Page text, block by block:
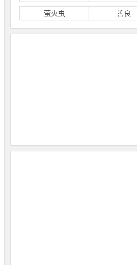
萤火虫 善良